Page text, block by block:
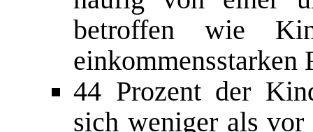
betroffen wie
einkommensstarken
44 Prozent der
sich weniger als